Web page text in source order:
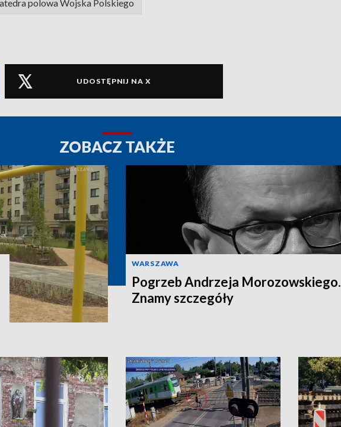
polowa Wojska Polskiego
UDOSTĘPNIJ NA X
ZOBACZ TAKŻE
WARSZAWA
Pogrzeb Andrzeja Morozowskiego.
Znamy szczegóły